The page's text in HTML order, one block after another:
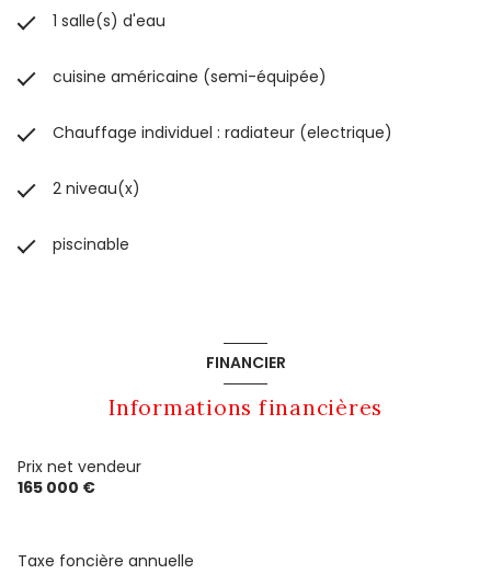
1 salle(s) d'eau
cuisine américaine (semi-équipée)
Chauffage individuel : radiateur (electrique)
2 niveau(x)
piscinable
FINANCIER
Informations financières
Prix net vendeur
165 000 €
Taxe foncière annuelle